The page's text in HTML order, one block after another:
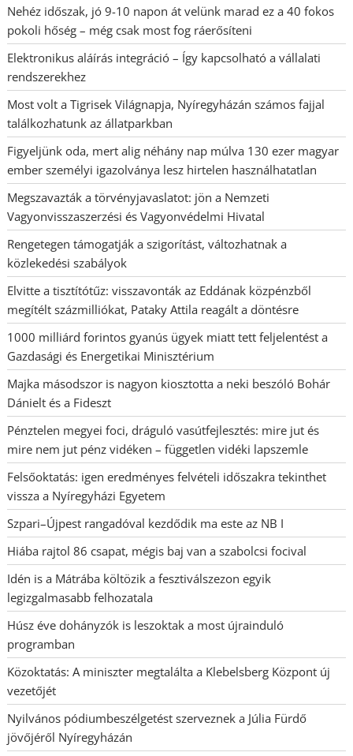
Nehéz időszak, jó 9-10 napon át velünk marad ez a 40 fokos
pokoli hőség – még csak most fog ráerősíteni
Elektronikus aláírás integráció – Így kapcsolható a vállalati
rendszerekhez
Most volt a Tigrisek Világnapja, Nyíregyházán számos fajjal
találkozhatunk az állatparkban
Figyeljünk oda, mert alig néhány nap múlva 130 ezer magyar
ember személyi igazolványa lesz hirtelen használhatatlan
Megszavazták a törvényjavaslatot: jön a Nemzeti
Vagyonvisszaszerzési és Vagyonvédelmi Hivatal
Rengetegen támogatják a szigorítást, változhatnak a
közlekedési szabályok
Elvitte a tisztítótűz: visszavonták az Eddának közpénzből
megítélt százmilliókat, Pataky Attila reagált a döntésre
1000 milliárd forintos gyanús ügyek miatt tett feljelentést a
Gazdasági és Energetikai Minisztérium
Majka másodszor is nagyon kiosztotta a neki beszóló Bohár
Dánielt és a Fideszt
Pénztelen megyei foci, dráguló vasútfejlesztés: mire jut és
mire nem jut pénz vidéken – független vidéki lapszemle
Felsőoktatás: igen eredményes felvételi időszakra tekinthet
vissza a Nyíregyházi Egyetem
Szpari–Újpest rangadóval kezdődik ma este az NB I
Hiába rajtol 86 csapat, mégis baj van a szabolcsi focival
Idén is a Mátrába költözik a fesztiválszezon egyik
legizgalmasabb felhozatala
Húsz éve dohányzók is leszoktak a most újrainduló
programban
Közoktatás: A miniszter megtalálta a Klebelsberg Központ új
vezetőjét
Nyilvános pódiumbeszélgetést szerveznek a Júlia Fürdő
jövőjéről Nyíregyházán